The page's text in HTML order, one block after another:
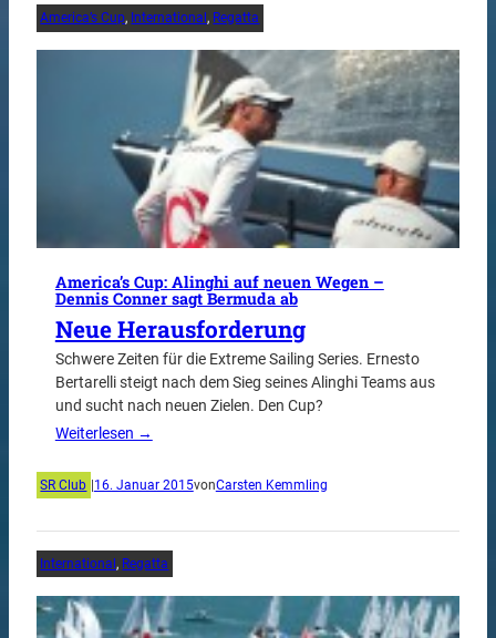
America’s Cup, International, Regatta
America’s Cup: Alinghi auf neuen Wegen –
Dennis Conner sagt Bermuda ab
Neue Herausforderung
Schwere Zeiten für die Extreme Sailing Series. Ernesto
Bertarelli steigt nach dem Sieg seines Alinghi Teams aus
und sucht nach neuen Zielen. Den Cup?
Weiterlesen →
SR Club |16. Januar 2015vonCarsten Kemmling
International, Regatta